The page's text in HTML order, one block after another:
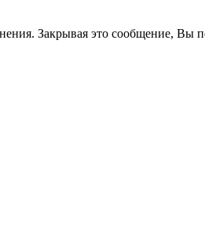
Закрывая это сообщение,